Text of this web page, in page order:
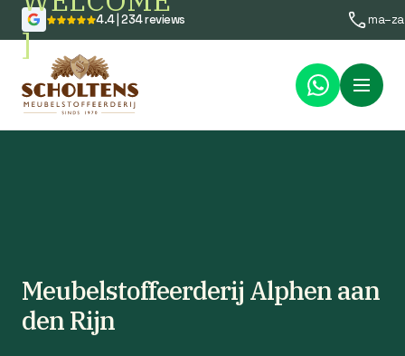
]
4.4 | 234 reviews
Menu
Meubelstoffeerderij Alphen aan
den Rijn